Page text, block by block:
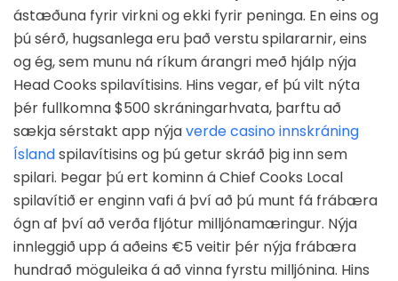
ástæðuna fyrir virkni og ekki fyrir peninga. En eins og
þú sérð, hugsanlega eru það verstu spilararnir, eins
og ég, sem munu ná ríkum árangri með hjálp nýja
Head Cooks spilavítisins. Hins vegar, ef þú vilt nýta
þér fullkomna $500 skráningarhvata, þarftu að
sækja sérstakt app nýjaverde casino innskráning
Íslandspilavítisins og þú getur skráð þig inn sem
spilari. Þegar þú ert kominn á Chief Cooks Local
spilavítið er enginn vafi á því að þú munt fá frábæra
ógn af því að verða fljótur milljónamæringur. Nýja
innleggið upp á aðeins €5 veitir þér nýja frábæra
hundrað möguleika á að vinna fyrstu milljónina. Hins